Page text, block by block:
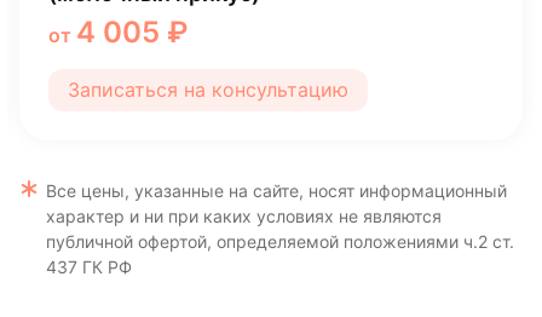
5 999 ₽
Записаться на консультацию
Все цены, указанные на сайте, носят информационный
характер и ни при каких условиях не являются
публичной офертой, определяемой положениями ч.2 ст.
437 ГК РФ